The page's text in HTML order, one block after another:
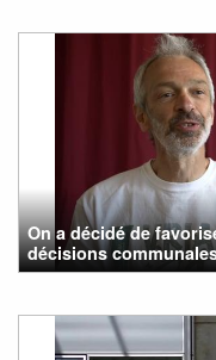
On a décidé de
décisions